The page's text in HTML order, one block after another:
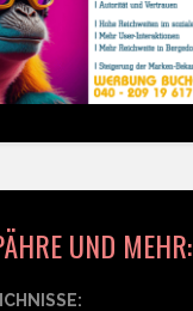
UND MEHR: